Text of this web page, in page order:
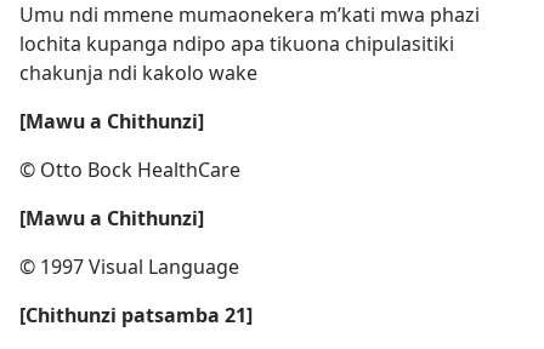
Umu ndi mmene mumaonekera m’kati mwa phazi
lochita kupanga ndipo apa tikuona chipulasitiki
chakunja ndi kakolo wake
[Mawu a Chithunzi]
© Otto Bock HealthCare
[Mawu a Chithunzi]
© 1997 Visual Language
[Chithunzi patsamba 21]